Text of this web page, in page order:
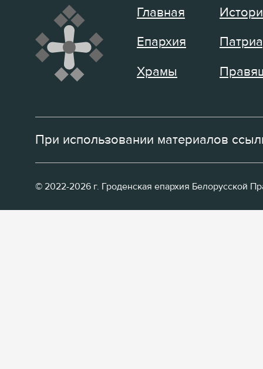
Главная
Епархия
Храмы
При использовании материалов
© 2022-2026 г. Гроденская епархия Белорусской